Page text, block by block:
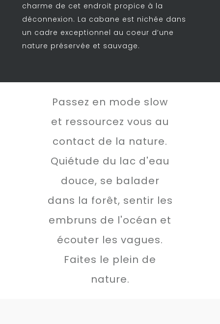
charme de cet endroit propice à la
déconnexion. La cabane est nichée dans
un cadre exceptionnel au coeur d’une
nature préservée et sauvage.
Passez en mode slow
et ressourcez vous au
contact de la nature.
Quiétude du lac d'eau
douce, se balader
dans la forêt, sentir les
embruns de l'océan et
écouter les vagues.
Faites le plein de
nature.